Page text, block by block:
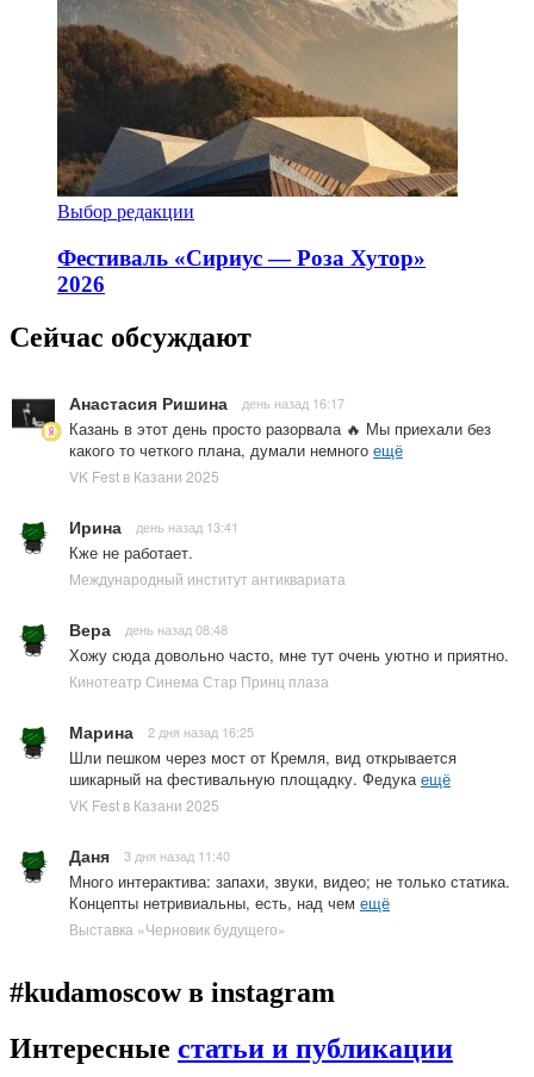
Выбор редакции
Фестиваль «Сириус — Роза Хутор»
2026
Сейчас обсуждают
Анастасия Ришина день назад 16:17
Казань в этот день просто разорвала 🔥 Мы приехали без
какого то четкого плана, думали немного ещё
VK Fest в Казани 2025
Ирина день назад 13:41
Кже не работает.
Международный институт антиквариата
Вера день назад 08:48
Хожу сюда довольно часто, мне тут очень уютно и приятно.
Кинотеатр Синема Стар Принц плаза
Марина 2 дня назад 16:25
Шли пешком через мост от Кремля, вид открывается
шикарный на фестивальную площадку. Федука ещё
VK Fest в Казани 2025
Даня 3 дня назад 11:40
Много интерактива: запахи, звуки, видео; не только статика.
Концепты нетривиальны, есть, над чем ещё
Выставка «Черновик будущего»
#kudamoscow в instagram
Интересные статьи и публикации